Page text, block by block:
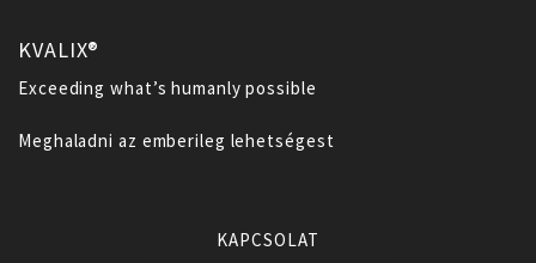
KVALIX®
Exceeding what’s humanly possible
Meghaladni az emberileg lehetségest
KAPCSOLAT